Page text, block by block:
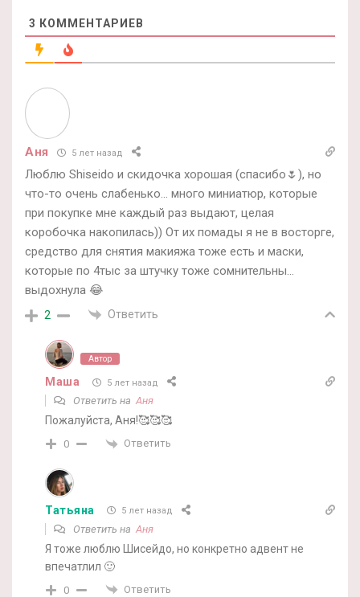
3 КОММЕНТАРИЕВ
Аня 5 лет назад
Люблю Shiseido и скидочка хорошая (спасибо🌷), но
что-то очень слабенько… много миниатюр, которые
при покупке мне каждый раз выдают, целая
коробочка накопилась)) От их помады я не в восторге,
средство для снятия макияжа тоже есть и маски,
которые по 4тыс за штучку тоже сомнительны…
выдохнула 😂
2 Ответить
Автор
Маша 5 лет назад
Ответить наАня
Пожалуйста, Аня!🥰🥰🥰
0 Ответить
Татьяна 5 лет назад
Ответить на Аня
Я тоже люблю Шисейдо, но конкретно адвент не
впечатлил 🙂
0 Ответить